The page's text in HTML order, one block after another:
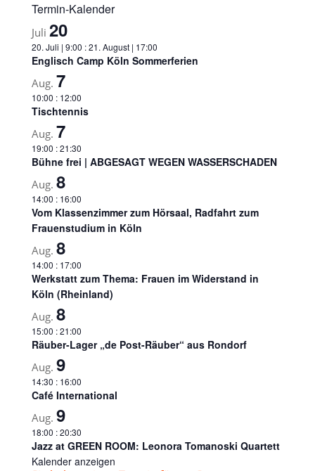
Termin-Kalender
Juli 20
20. Juli | 9:00 :21. August | 17:00
Englisch Camp Köln Sommerferien
Aug. 7
10:00 : 12:00
Tischtennis
Aug. 7
19:00 :21:30
Bühne frei | ABGESAGT WEGEN WASSERSCHADEN
Aug. 8
14:00 : 16:00
Vom Klassenzimmer zum Hörsaal, Radfahrt zum
Frauenstudium in Köln
Aug. 8
14:00 : 17:00
Werkstatt zum Thema: Frauen im Widerstand in
Köln (Rheinland)
Aug. 8
15:00 :21:00
Räuber-Lager „de Post-Räuber“ aus Rondorf
Aug. 9
14:30 : 16:00
Café International
Aug. 9
18:00 :20:30
Jazz at GREEN ROOM: Leonora Tomanoski Quartett
Kalender anzeigen